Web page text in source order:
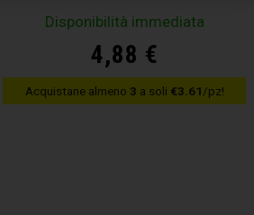
Disponibilità immediata
4,88 €
Acquistane almeno 3 a soli €3.61/pz!